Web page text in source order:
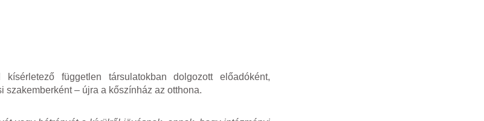
független társulatokban dolgozott előadóként,
– újra a kőszínház az otthona.